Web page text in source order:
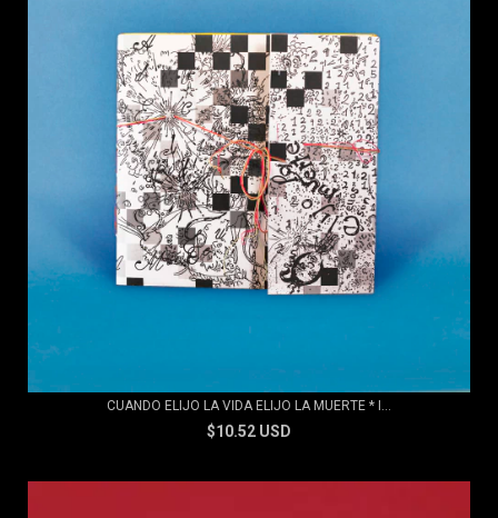
CUANDO ELIJO LA VIDA ELIJO LA MUERTE * I...
$10.52 USD